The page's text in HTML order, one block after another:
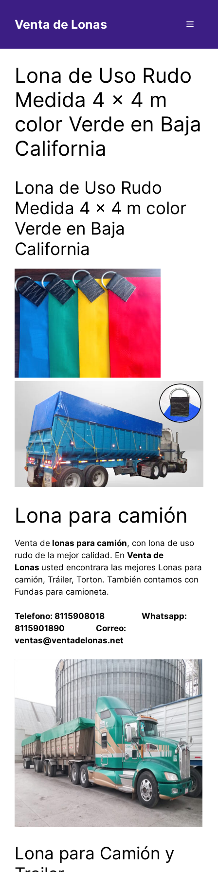
contenido
Venta de Lonas Menú
Lona de Uso Rudo
Medida 4 x 4 m
color Verde en Baja
California
Lona de Uso Rudo
Medida 4 x 4 m color
Verde en Baja
California
Lona para camión
Venta de lonas para camión, con lona de uso
rudo de la mejor calidad. En Venta de
Lonas usted encontrara las mejores Lonas para
camión, Tráiler, Torton. También contamos con
Fundas para camioneta.
Telefono: 8115908018 Whatsapp:
8115901890 Correo:
ventas@ventadelonas.net
Lona para Camión y